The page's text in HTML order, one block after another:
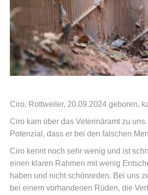
Ciro, Rottweiler, 20.09.2024 geboren,
Ciro kam über das Veterinäramt zu
Potenzial, dass er bei den falschen
Ciro kennt noch sehr wenig und ist
einen klaren Rahmen mit wenig
haben und nicht schönreden. Bei uns
bei einem vorhandenen Rüden, die